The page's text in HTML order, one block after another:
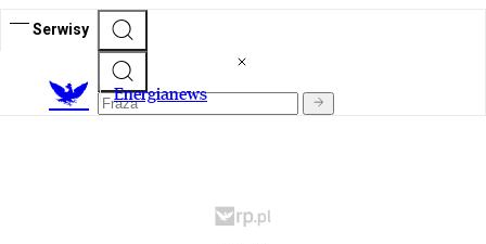
Serwisy
Energianews